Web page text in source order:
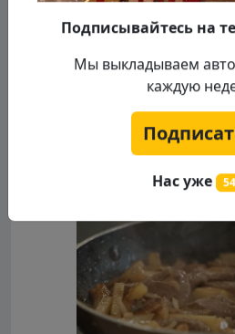
Теперь приготовим
этого в блендер
закидываем фетаксу,
однородности.
Подписывайтесь на
Мы выкладываем
каждую
Нас уже